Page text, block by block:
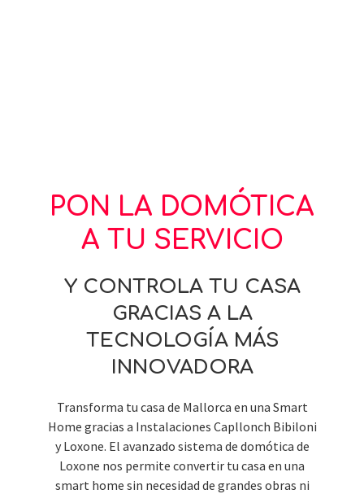
PON LA DOMÓTICA
A TU SERVICIO
Y CONTROLA TU CASA
GRACIAS A LA
TECNOLOGÍA MÁS
INNOVADORA
Transforma tu casa de Mallorca en una Smart
Home gracias a Instalaciones Capllonch Bibiloni
y Loxone. El avanzado sistema de domótica de
Loxone nos permite convertir tu casa en una
smart home sin necesidad de grandes obras ni